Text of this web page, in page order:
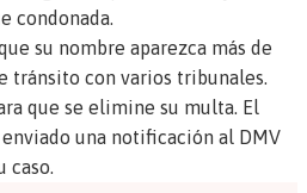
condonada.
su nombre aparezca más de
tránsito con varios tribunales.
que se elimine su multa. El
una notificación al DMV
caso.